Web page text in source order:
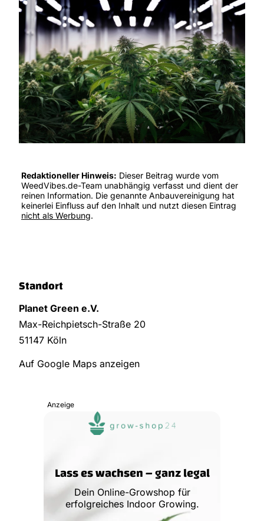
Redaktioneller Hinweis: Dieser Beitrag wurde vom
WeedVibes.de-Team unabhängig verfasst und dient der
reinen Information. Die genannte Anbauvereinigung hat
keinerlei Einfluss auf den Inhalt und nutzt diesen Eintrag
nicht als Werbung.
Standort
Planet Green e.V.
Max-Reichpietsch-Straße 20
51147 Köln
Auf Google Maps anzeigen
Anzeige
Lass es wachsen – ganz legal
Dein Online-Growshop für
erfolgreiches Indoor Growing.